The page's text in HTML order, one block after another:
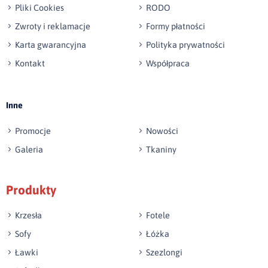
Wyślij opinię
Pliki Cookies
RODO
Zwroty i reklamacje
Formy płatności
Karta gwarancyjna
Polityka prywatności
Kontakt
Współpraca
Inne
Promocje
Nowości
Galeria
Tkaniny
Produkty
Krzesła
Fotele
Sofy
Łóżka
Ławki
Szezlongi